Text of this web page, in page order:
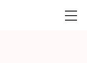
NINKATSU-BU 妊活部